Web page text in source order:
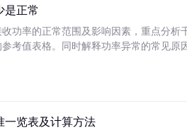
是正常
功率的正常范围及影响因素，重点分析
考值表格。同时解释功率异常的常见
一览表及计算方法